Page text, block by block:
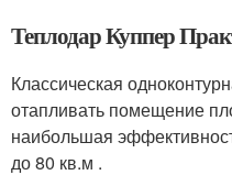
Теплодар Куппер
Классическая
отапливать помещение
наибольшая
до 80 кв.м .